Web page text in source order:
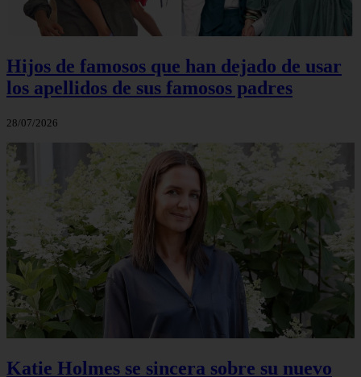
Hijos de famosos que han dejado de usar
los apellidos de sus famosos padres
28/07/2026
Katie Holmes se sincera sobre su nuevo